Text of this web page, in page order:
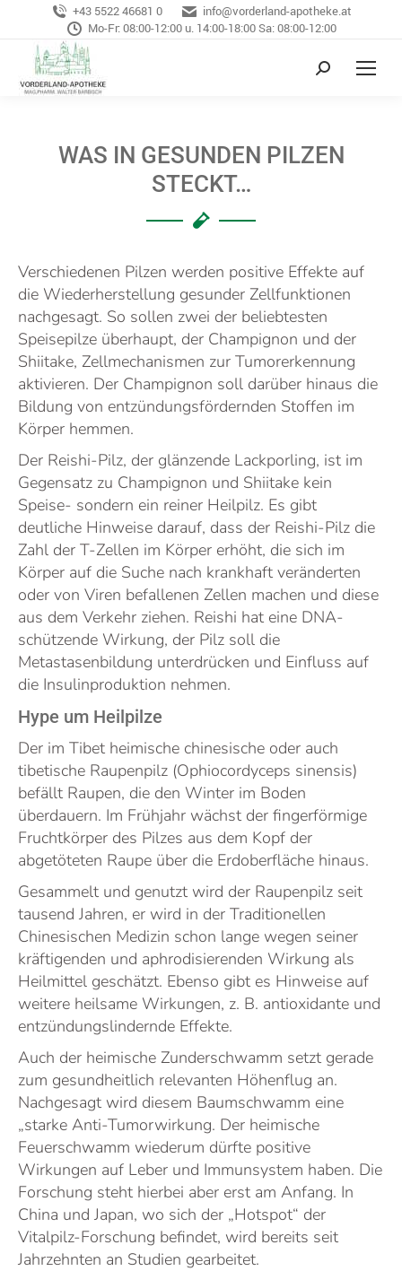
+43 5522 46681 0
info@vorderland-apotheke.at
Mo-Fr: 08:00-12:00 u. 14:00-18:00 Sa: 08:00-12:00
WAS IN GESUNDEN PILZEN
STECKT…
Verschiedenen Pilzen werden positive Effekte auf
die Wiederherstellung gesunder Zellfunktionen
nachgesagt. So sollen zwei der beliebtesten
Speisepilze überhaupt, der Champignon und der
Shiitake, Zellmechanismen zur Tumorerkennung
aktivieren. Der Champignon soll darüber hinaus die
Bildung von entzündungsfördernden Stoffen im
Körper hemmen.
Der Reishi-Pilz, der glänzende Lackporling, ist im
Gegensatz zu Champignon und Shiitake kein
Speise- sondern ein reiner Heilpilz. Es gibt
deutliche Hinweise darauf, dass der Reishi-Pilz die
Zahl der T-Zellen im Körper erhöht, die sich im
Körper auf die Suche nach krankhaft veränderten
oder von Viren befallenen Zellen machen und diese
aus dem Verkehr ziehen. Reishi hat eine DNA-
schützende Wirkung, der Pilz soll die
Metastasenbildung unterdrücken und Einfluss auf
die Insulinproduktion nehmen.
Hype um Heilpilze
Der im Tibet heimische chinesische oder auch
tibetische Raupenpilz (Ophiocordyceps sinensis)
befällt Raupen, die den Winter im Boden
überdauern. Im Frühjahr wächst der fingerförmige
Fruchtkörper des Pilzes aus dem Kopf der
abgetöteten Raupe über die Erdoberfläche hinaus.
Gesammelt und genutzt wird der Raupenpilz seit
tausend Jahren, er wird in der Traditionellen
Chinesischen Medizin schon lange wegen seiner
kräftigenden und aphrodisierenden Wirkung als
Heilmittel geschätzt. Ebenso gibt es Hinweise auf
weitere heilsame Wirkungen, z. B. antioxidante und
entzündungslindernde Effekte.
Auch der heimische Zunderschwamm setzt gerade
zum gesundheitlich relevanten Höhenflug an.
Nachgesagt wird diesem Baumschwamm eine
„starke Anti-Tumorwirkung. Der heimische
Feuerschwamm wiederum dürfte positive
Wirkungen auf Leber und Immunsystem haben. Die
Forschung steht hierbei aber erst am Anfang. In
China und Japan, wo sich der „Hotspot“ der
Vitalpilz-Forschung befindet, wird bereits seit
Jahrzehnten an Studien gearbeitet.